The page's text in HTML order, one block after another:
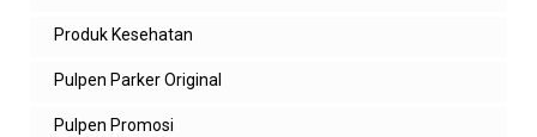
Produk Kesehatan
Pulpen Parker Original
Pulpen Promosi